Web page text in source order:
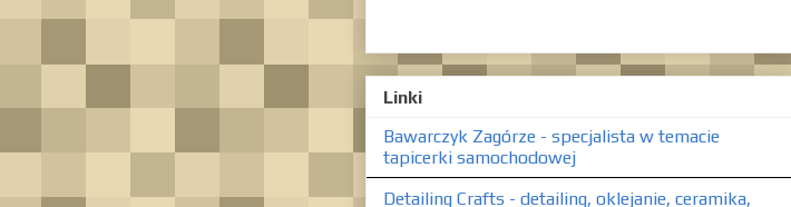
Linki
Bawarczyk Zagórze - specjalista w temacie
tapicerki samochodowej
Detailing Crafts - detailing, oklejanie, ceramika,